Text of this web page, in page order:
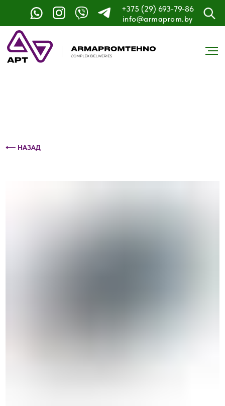
+375 (29) 693-79-86
info@armaprom.by
Контактный телефон: +375 (29) 693-79-86
⟵ НАЗАД